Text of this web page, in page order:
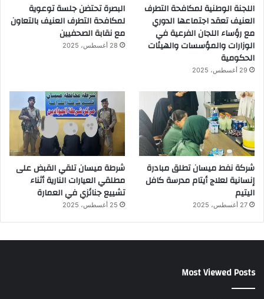
اللجنة الوطنية لمكافحة التطرف
العنيف تعقد اجتماعها الدوري
مع رؤساء اللجان الفرعية في
الوزارات والمؤسسات والهيئات
الحكومية
29 أغسطس، 2025
البصرة تحتضن جلسة توعوية
لمكافحة التطرف العنيف بالتعاون
مع نقابة الصحفيين
28 أغسطس، 2025
شركة نفط ميسان تطلق مبادرة
إنسانية لعلاج أيتام مدرسة كافل
اليتيم
27 أغسطس، 2025
شرطة ميسان تلقي القبض على
مطلقي العيارات النارية أثناء
تشييع جنائزي في العمارة
25 أغسطس، 2025
Most Viewed Posts